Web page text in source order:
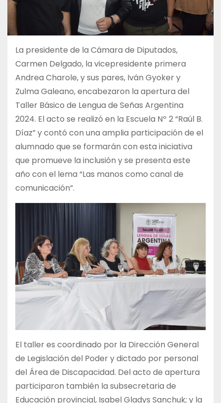
La presidente de la Cámara de Diputados,
Carmen Delgado, la vicepresidente primera
Andrea Charole, y sus pares, Iván Gyoker y
Zulma Galeano, encabezaron la apertura del
Taller Básico de Lengua de Señas Argentina
2024. El acto se realizó en la Escuela Nº 2 “Raúl B.
Díaz” y contó con una amplia participación de el
alumnado que se formarán con esta iniciativa
que promueve la inclusión y se presenta este
año con el lema “Las manos como canal de
comunicación”.
El taller es coordinado por la Dirección General
de Legislación del Poder y dictado por personal
del Área de Discapacidad. Del acto de apertura
participaron también la subsecretaria de
Educación provincial, Isabel Gladys Sanchuk; y la